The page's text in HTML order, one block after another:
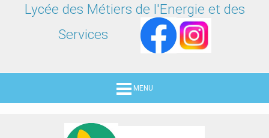
Lycée des Métiers de l'Energie et des
Services
MENU